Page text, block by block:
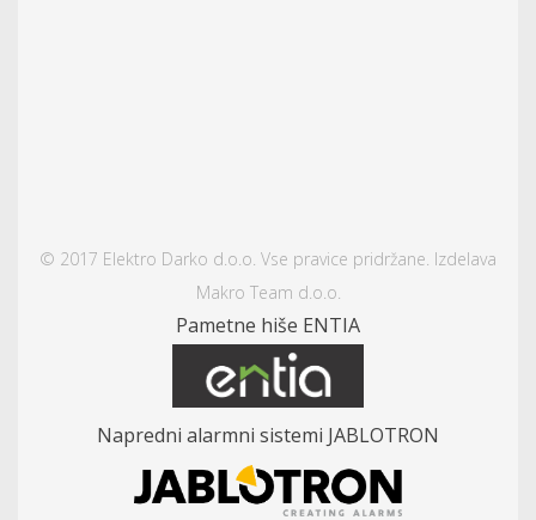
© 2017 Elektro Darko d.o.o. Vse pravice pridržane. Izdelava
Makro Team d.o.o.
Pametne hiše ENTIA
Napredni alarmni sistemi JABLOTRON